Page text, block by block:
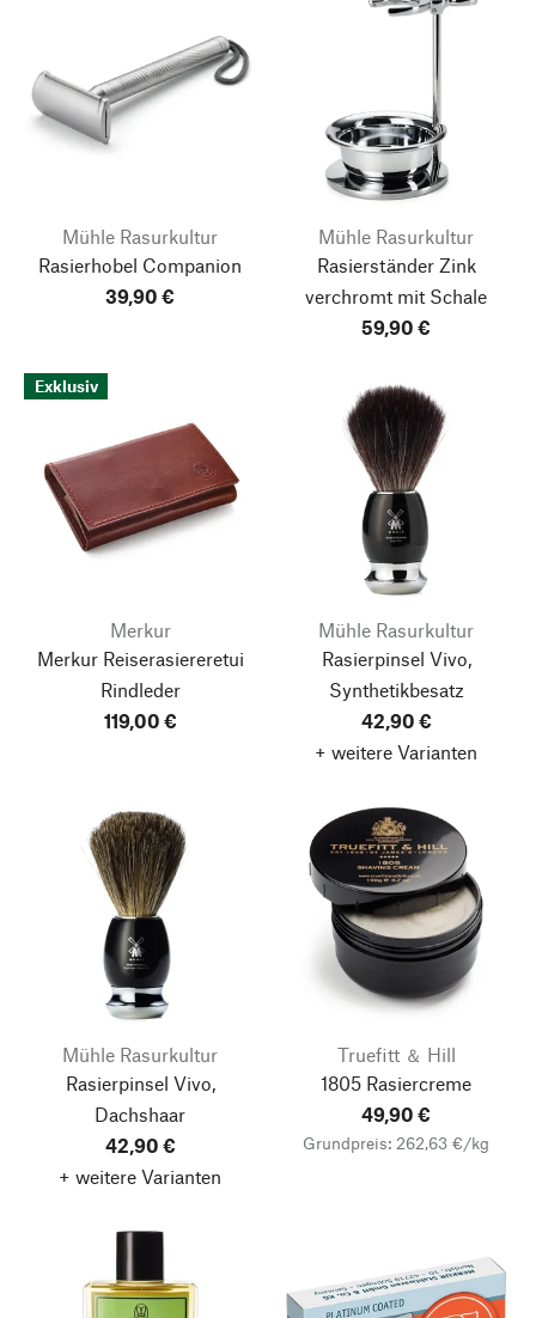
Mühle Rasurkultur
Rasierhobel Companion
39,90 €
Mühle Rasurkultur
Rasierständer Zink
verchromt mit Schale
59,90 €
Exklusiv
Merkur
Merkur Reiserasiereretui
Rindleder
119,00 €
Mühle Rasurkultur
Rasierpinsel Vivo,
Synthetikbesatz
42,90 €
+ weitere Varianten
Mühle Rasurkultur
Rasierpinsel Vivo,
Dachshaar
42,90 €
+ weitere Varianten
Truefitt ＆ Hill
1805 Rasiercreme
49,90 €
Grundpreis: 262,63 €/kg